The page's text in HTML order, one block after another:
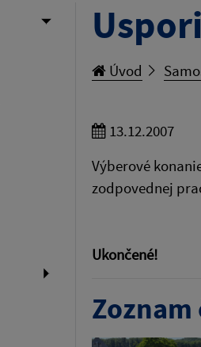
Úvod
13.12.2007
Výberové
zodpovednej
Ukončené!